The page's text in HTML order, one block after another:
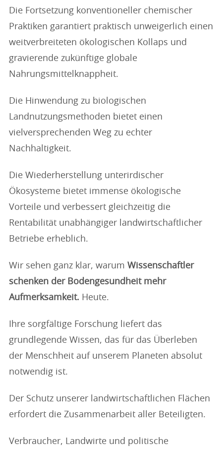
Die Fortsetzung konventioneller chemischer
Praktiken garantiert praktisch unweigerlich einen
weitverbreiteten ökologischen Kollaps und
gravierende zukünftige globale
Nahrungsmittelknappheit.
Die Hinwendung zu biologischen
Landnutzungsmethoden bietet einen
vielversprechenden Weg zu echter
Nachhaltigkeit.
Die Wiederherstellung unterirdischer
Ökosysteme bietet immense ökologische
Vorteile und verbessert gleichzeitig die
Rentabilität unabhängiger landwirtschaftlicher
Betriebe erheblich.
Wir sehen ganz klar, warum Wissenschaftler
schenken der Bodengesundheit mehr
Aufmerksamkeit. Heute.
Ihre sorgfältige Forschung liefert das
grundlegende Wissen, das für das Überleben
der Menschheit auf unserem Planeten absolut
notwendig ist.
Der Schutz unserer landwirtschaftlichen Flächen
erfordert die Zusammenarbeit aller Beteiligten.
Verbraucher, Landwirte und politische